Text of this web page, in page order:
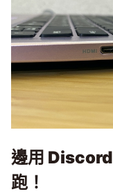
邊用 Discord
跑！